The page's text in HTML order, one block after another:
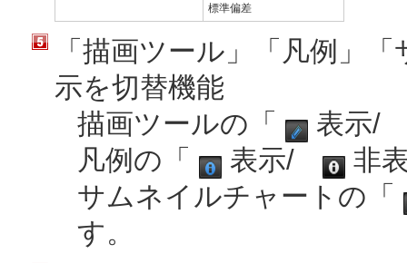
標準偏差
「描画ツール」「凡例」
示を切替機能
描画ツールの「
表示
凡例の「
表示/
非
サムネイルチャートの「
す。